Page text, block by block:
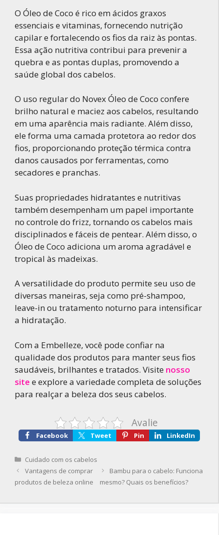
O Óleo de Coco é rico em ácidos graxos
essenciais e vitaminas, fornecendo nutrição
capilar e fortalecendo os fios da raiz às pontas.
Essa ação nutritiva contribui para prevenir a
quebra e as pontas duplas, promovendo a
saúde global dos cabelos.
O uso regular do Novex Óleo de Coco confere
brilho natural e maciez aos cabelos, resultando
em uma aparência mais radiante. Além disso,
ele forma uma camada protetora ao redor dos
fios, proporcionando proteção térmica contra
danos causados por ferramentas, como
secadores e pranchas.
Suas propriedades hidratantes e nutritivas
também desempenham um papel importante
no controle do frizz, tornando os cabelos mais
disciplinados e fáceis de pentear. Além disso, o
Óleo de Coco adiciona um aroma agradável e
tropical às madeixas.
A versatilidade do produto permite seu uso de
diversas maneiras, seja como pré-shampoo,
leave-in ou tratamento noturno para intensificar
a hidratação.
Com a Embelleze, você pode confiar na
qualidade dos produtos para manter seus fios
saudáveis, brilhantes e tratados. Visite nosso
site e explore a variedade completa de soluções
para realçar a beleza dos seus cabelos.
Avalie
Facebook Tweet Pin LinkedIn
Categorias
Cuidado com os cabelos
Vantagens de comprar
produtos de beleza online
Bambu para o cabelo: Funciona
mesmo? Quais os benefícios?